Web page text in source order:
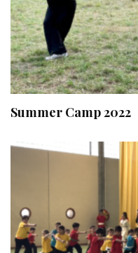
Summer Camp 2022